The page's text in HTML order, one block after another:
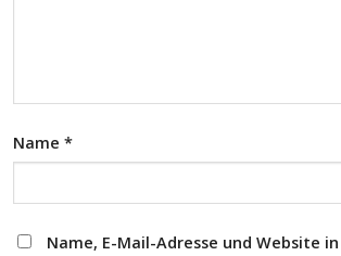
Name *
Name, E-Mail-Adresse und Website